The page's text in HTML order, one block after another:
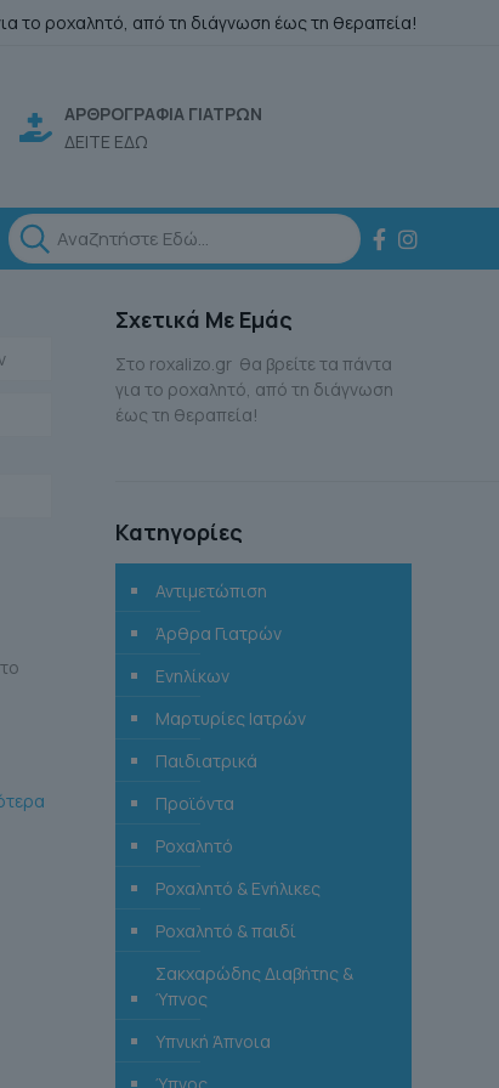
το ροχαλητό, από τη διάγνωση έως τη θεραπεία!
ΑΡΘΡΟΓΡΑΦΙΑ ΓΙΑΤΡΩΝ
ΔΕΙΤΕ ΕΔΩ
Σχετικά Με Εμάς
Στο roxalizo.gr θα βρείτε τα πάντα
για το ροχαλητό, από τη διάγνωση
έως τη θεραπεία!
Κατηγορίες
Αντιμετώπιση
Άρθρα Γιατρών
Ενηλίκων
Μαρτυρίες Ιατρών
Παιδιατρικά
Προϊόντα
Ροχαλητό
Ροχαλητό & Ενήλικες
Ροχαλητό & παιδί
Σακχαρώδης Διαβήτης &
Ύπνος
Υπνική Άπνοια